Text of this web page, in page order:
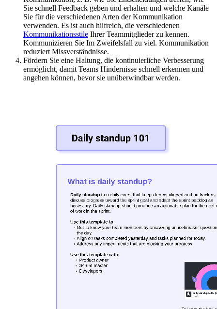
Sie schnell Feedback geben und erhalten und welche Kanäle
Sie für die verschiedenen Arten der Kommunikation
verwenden. Es ist auch hilfreich, die verschiedenen
Kommunikationsstile Ihrer Teammitglieder zu kennen.
Kommunizieren Sie Im Zweifelsfall zu viel. Kommunikation
reduziert Missverständnisse.
Fördern Sie eine Haltung, die kontinuierliche Verbesserung
ermöglicht, damit Teams Hindernisse schnell erkennen und
angehen können, bevor sie unüberwindbar werden.